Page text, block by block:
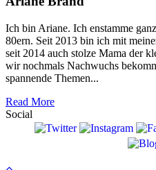
Ich bin Ariane. Ich enstamme
80ern. Seit 2013 bin ich mit
seit 2014 auch stolze Mama der
wir nochmals Nachwuchs
spannende Themen...
Read More
Social